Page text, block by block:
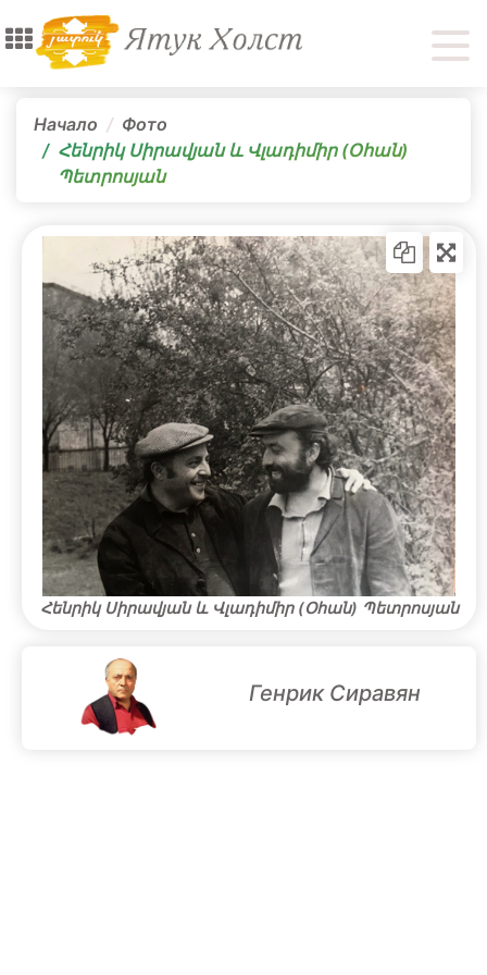
Начало
Фото
Հենրիկ Սիրավյան և Վլադիմիր (Օհան)
Պետրոսյան
Հենրիկ Սիրավյան և Վլադիմիր (Օհան) Պետրոսյան
Генрик Сиравян